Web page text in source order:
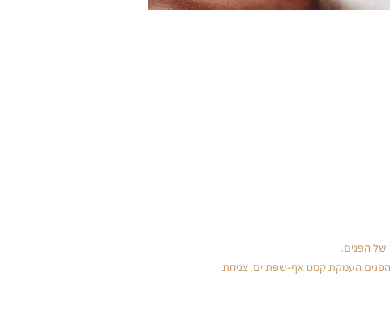
של הפנים.
האמצעי,שיבוש מתאר הפנים,העמקת קמט אף-שפתיים, צניחת